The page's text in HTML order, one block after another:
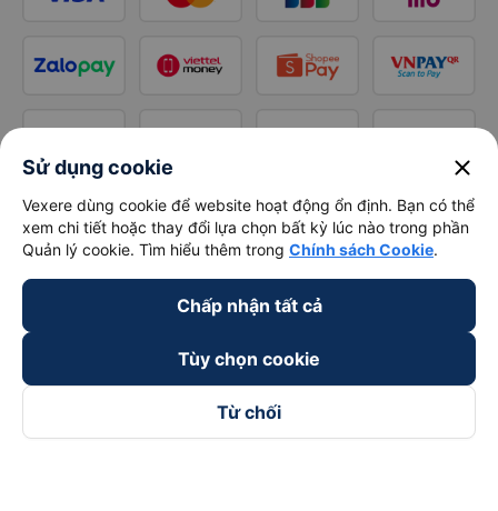
Sử dụng cookie close
Vexere dùng cookie để website hoạt động ổn định. Bạn có thể
xem chi tiết hoặc thay đổi lựa chọn bất kỳ lúc nào trong phần
Quản lý cookie. Tìm hiểu thêm trong Chính sách Cookie.
Chấp nhận tất cả
Tùy chọn cookie
Từ chối